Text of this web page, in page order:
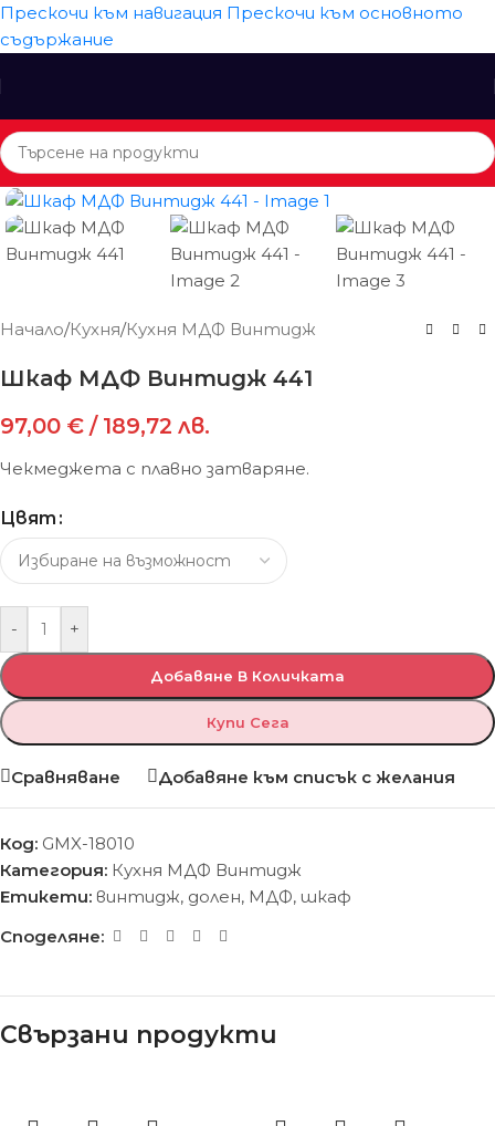
Прескочи към навигация Прескочи към основното
съдържание
Начало/Кухня/Кухня МДФ Винтидж
Шкаф МДФ Винтидж 441
97,00 € / 189,72 лв.
Чекмеджета с плавно затваряне.
Цвят
- +
Добавяне В Количката
Купи Сега
Сравняване Добавяне към списък с желания
Код: GMX-18010
Категория: Кухня МДФ Винтидж
Етикети: винтидж, долен, МДФ, шкаф
Споделяне:
Свързани продукти